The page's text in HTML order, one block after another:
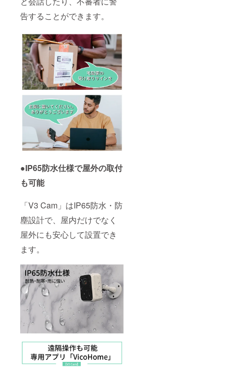
告することができます。
●IP65防水仕様で屋外の取付
も可能
「V3 Cam」はIP65防水・防
塵設計で、屋内だけでなく
屋外にも安心して設置でき
ます。